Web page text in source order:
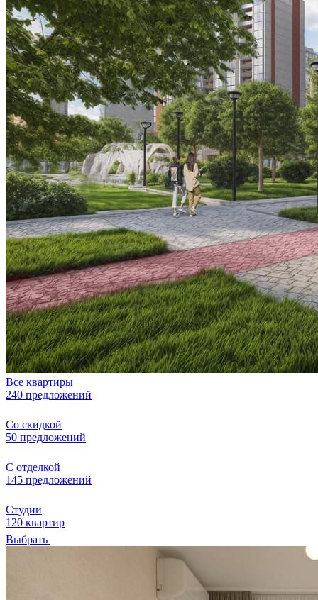
Все квартиры
240 предложений
Со скидкой
50 предложений
С отделкой
145 предложений
Студии
120 квартир
Выбрать